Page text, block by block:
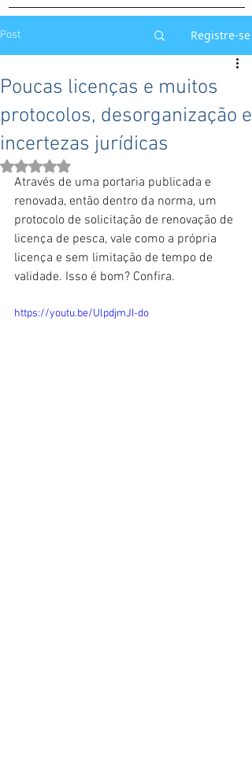
Post Registre-se
Poucas licenças e muitos
protocolos, desorganização e
incertezas jurídicas
Avaliado com NaN de 5 estrelas.
Através de uma portaria publicada e
renovada, então dentro da norma, um
protocolo de solicitação de renovação de
licença de pesca, vale como a própria
licença e sem limitação de tempo de
validade. Isso é bom? Confira.
https://youtu.be/UlpdjmJI-do